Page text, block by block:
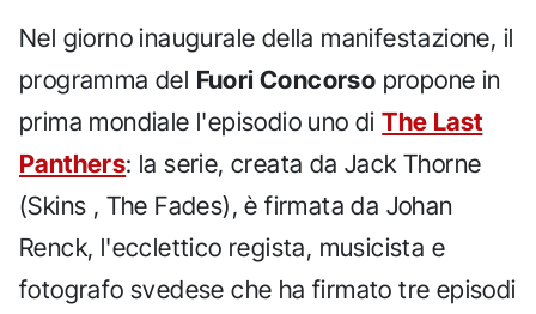
Nel giorno inaugurale della manifestazione, il
programma del Fuori Concorso propone in
prima mondiale l'episodio uno diThe Last
Panthers: la serie, creata da Jack Thorne
(Skins , The Fades), è firmata da Johan
Renck, l'ecclettico regista, musicista e
fotografo svedese che ha firmato tre episodi